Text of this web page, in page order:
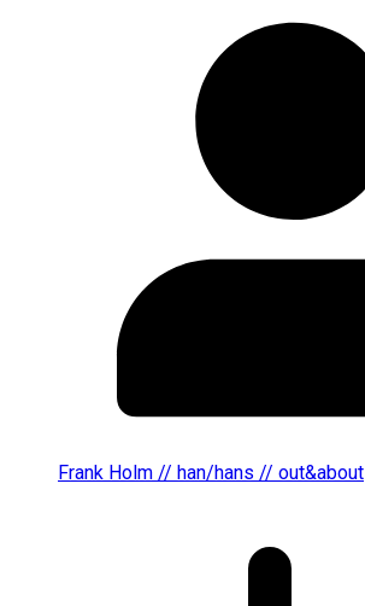
Frank Holm // han/hans // out&about